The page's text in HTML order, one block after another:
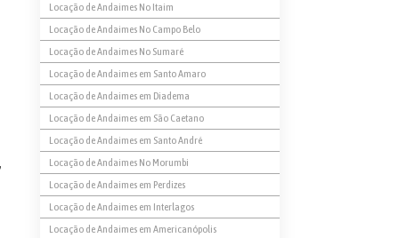
Locação de Andaimes No Itaim
Locação de Andaimes No Campo Belo
Locação de Andaimes No Sumaré
Locação de Andaimes em Santo Amaro
Locação de Andaimes em Diadema
Locação de Andaimes em São Caetano
Locação de Andaimes em Santo André
Locação de Andaimes No Morumbi
Locação de Andaimes em Perdizes
Locação de Andaimes em Interlagos
Locação de Andaimes em Americanópolis